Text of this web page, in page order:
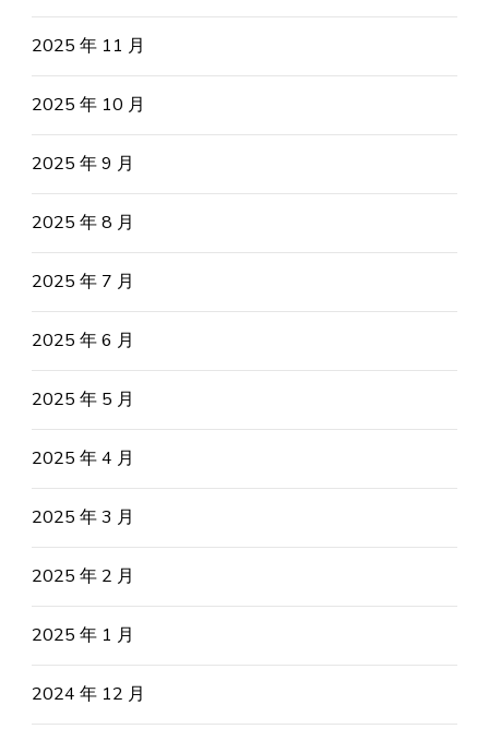
2025 年 11 月
2025 年 10 月
2025 年 9 月
2025 年 8 月
2025 年 7 月
2025 年 6 月
2025 年 5 月
2025 年 4 月
2025 年 3 月
2025 年 2 月
2025 年 1 月
2024 年 12 月